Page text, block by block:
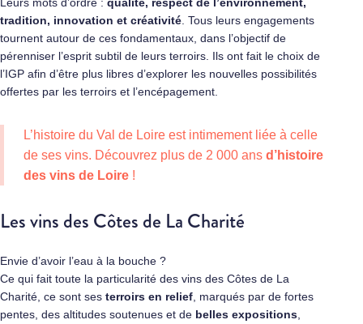
tradition, innovation et créativité . Tous leurs engagements
tournent autour de ces fondamentaux, dans l’objectif de
pérenniser l’esprit subtil de leurs terroirs. Ils ont fait le choix de
l’IGP afin d’être plus libres d’explorer les nouvelles possibilités
offertes par les terroirs et l’encépagement.
L’histoire du Val de Loire est intimement liée à celle
de ses vins. Découvrez plus de 2 000 ans d’histoire
des vins de Loire !
Les vins des Côtes de La Charité
Envie d’avoir l’eau à la bouche ?
Ce qui fait toute la particularité des vins des Côtes de La
Charité, ce sont ses terroirs en relief , marqués par de fortes
pentes, des altitudes soutenues et de belles expositions